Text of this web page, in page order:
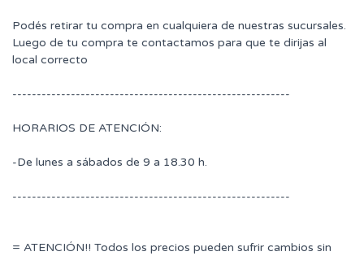
Podés retirar tu compra en cualquiera de nuestras sucursales.
Luego de tu compra te contactamos para que te dirijas al
local correcto
---------------------------------------------------------
HORARIOS DE ATENCIÓN:
-De lunes a sábados de 9 a 18.30 h.
---------------------------------------------------------
= ATENCIÓN!! Todos los precios pueden sufrir cambios sin